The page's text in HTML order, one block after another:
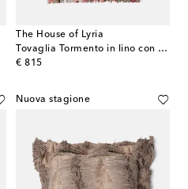
The House of Lyria
Tovaglia Tormento in lino con stampa floreale
€ 815
original price
Nuova stagione